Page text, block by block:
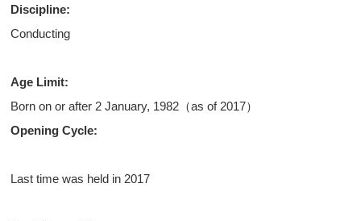
Discipline:
Conducting
Age Limit:
Born on or after 2 January, 1982（as of 2017）
Opening Cycle:
Last time was held in 2017